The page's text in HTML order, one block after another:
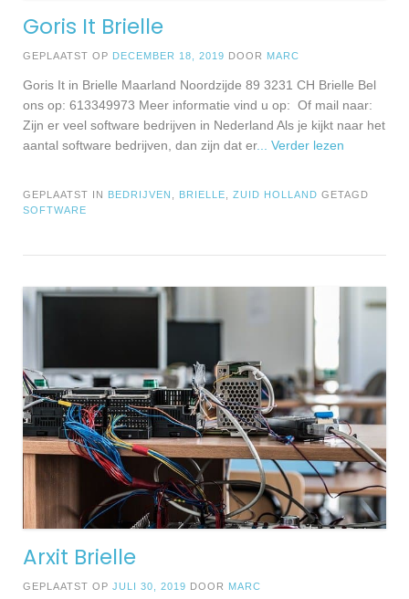
Goris It Brielle
GEPLAATST OP DECEMBER 18, 2019 DOOR MARC
Goris It in Brielle Maarland Noordzijde 89 3231 CH Brielle Bel
ons op: 613349973 Meer informatie vind u op: Of mail naar:
Zijn er veel software bedrijven in Nederland Als je kijkt naar het
aantal software bedrijven, dan zijn dat er... Verder lezen
GEPLAATST IN BEDRIJVEN BRIELLE ZUID HOLLAND GETAGD
SOFTWARE
Arxit Brielle
GEPLAATST OP JULI 30, 2019 DOOR MARC